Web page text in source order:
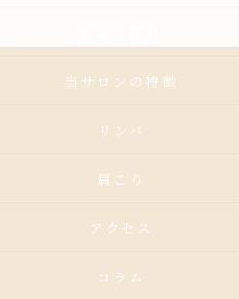
当サロンの特徴
リンパ
肩こり
アクセス
コラム